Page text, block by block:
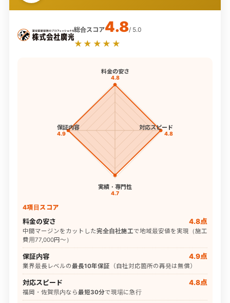
総合スコア4.8/ 5.0
★★★★★
料金の安さ
4.8
対応スピード
4.8
実績・専門性
4.7
保証内容
4.9
4項目スコア
料金の安さ 4.8点
中間マージンをカットした完全自社施工で地域最安値を実現（施工
費用77,000円〜）
保証内容 4.9点
業界最長レベルの最長10年保証 （自社対応箇所の再発は無償）
対応スピード 4.8点
福岡・佐賀県内なら最短30分で現場に急行